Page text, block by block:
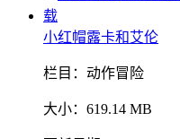
小红帽露卡和艾伦
栏目： 动作冒险
大小： 619.14 MB